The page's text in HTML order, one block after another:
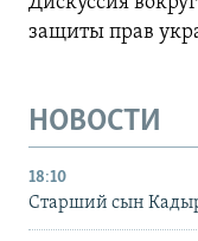
защиты прав
НОВОСТИ
18:10
Старший сын